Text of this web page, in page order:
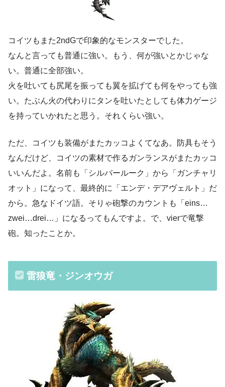
コイツもまた2ndGで印象的なモンスターでした。
なんと言っても普通に強い。もう、何が強いとかじゃな
い。普通に全部強い。
火を吐いても尻尾を振っても翼を拡げても何をやっても強
い。たぶん火の代わりにタンを吐いたとしても体力ゲージ
を持っていかれたと思う。それくらい強い。
ただ、コイツも装備がまたカッコよくてなあ。防具もそう
なんだけど、コイツの素材で作るガンランスがまたカッコ
いいんだよ。名前も「シルバールーク」から「ガンチャリ
オット」になって、最終的に「エンデ・デアヴェルト」だ
から。急なドイツ語。そりゃ砲撃のカウントも「eins…
zwei…drei…」になるってもんですよ。で、vierで竜撃
砲。知ったことか。
雷狼竜・ジンオウガ